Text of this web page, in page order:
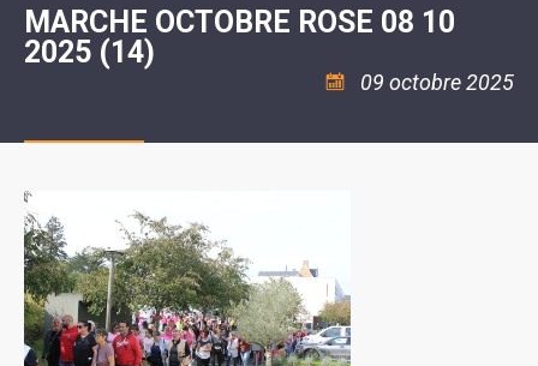
LA
SUZE
MARCHE OCTOBRE ROSE 08 10
2025 (14)
09 octobre 2025